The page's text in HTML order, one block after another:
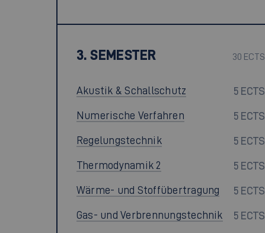
3. SEMESTER 30 ECTS
Akustik & Schallschutz 5 ECTS
Numerische Verfahren 5 ECTS
Regelungstechnik 5 ECTS
Thermodynamik 2 5 ECTS
Wärme- und Stoffübertragung 5 ECTS
Gas- und Verbrennungstechnik 5 ECTS